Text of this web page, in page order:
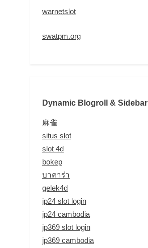
warnetslot
swatpm.org
Dynamic Blogroll & Sidebar
麻雀
situs slot
slot 4d
bokep
บาคาร่า
gelek4d
jp24 slot login
jp24 cambodia
jp369 slot login
jp369 cambodia